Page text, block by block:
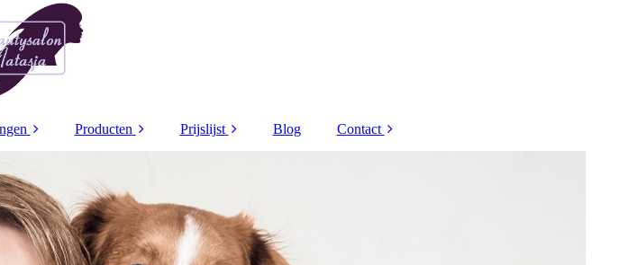
Producten
Dr Grandel
Dr Schrammek
Prijslijst
Dr Schrammek
Blog Contact